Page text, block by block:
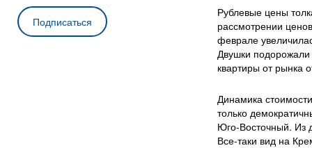
Рублевые цены
рассмотрении
феврале
Двушки
квартиры от рынка
Динамика
только
Юго-Восточный. Из
Все-таки вид на